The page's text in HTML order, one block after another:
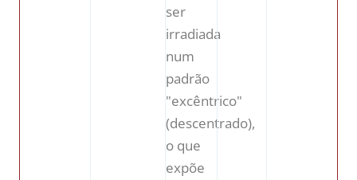
ser
irradiada
num
padrão
"excêntrico"
(descentrado),
o que
expõe